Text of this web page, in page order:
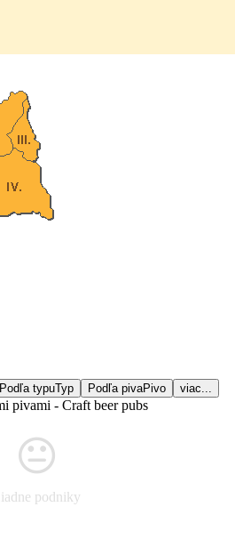
Podľa typuTyp Podľa pivaPivo viac...
pivami - Craft beer pubs
podniky